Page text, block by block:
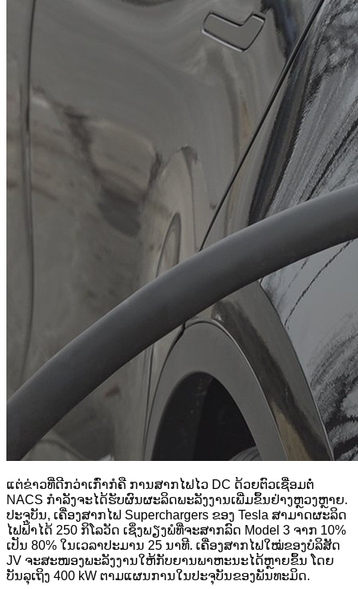
ແຕ່ຂ່າວທີ່ດີກວ່າເກົ່າກໍຄື ການສາກໄຟໄວ DC ດ້ວຍຕົວເຊື່ອມຕໍ່
NACS ກຳລັງຈະໄດ້ຮັບຜົນຜະລິດພະລັງງານເພີ່ມຂຶ້ນຢ່າງຫຼວງຫຼາຍ.
ປະຈຸບັນ, ເຄື່ອງສາກໄຟ Superchargers ຂອງ Tesla ສາມາດຜະລິດ
ໄຟຟ້າໄດ້ 250 ກິໂລວັດ ເຊິ່ງພຽງພໍທີ່ຈະສາກລົດ Model 3 ຈາກ 10%
ເປັນ 80% ໃນເວລາປະມານ 25 ນາທີ. ເຄື່ອງສາກໄຟໃໝ່ຂອງບໍລິສັດ
JV ຈະສະໜອງພະລັງງານໃຫ້ກັບຍານພາຫະນະໄດ້ຫຼາຍຂຶ້ນ ໂດຍ
ບັນລຸເຖິງ 400 kW ຕາມແຜນການໃນປະຈຸບັນຂອງພັນທະມິດ.